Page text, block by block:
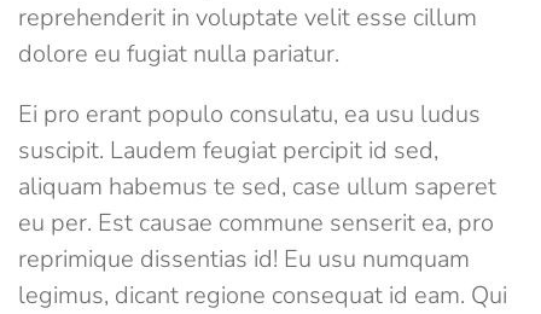
reprehenderit in voluptate velit esse cillum
dolore eu fugiat nulla pariatur.
Ei pro erant populo consulatu, ea usu ludus
suscipit. Laudem feugiat percipit id sed,
aliquam habemus te sed, case ullum saperet
eu per. Est causae commune senserit ea, pro
reprimique dissentias id! Eu usu numquam
legimus, dicant regione consequat id eam. Qui